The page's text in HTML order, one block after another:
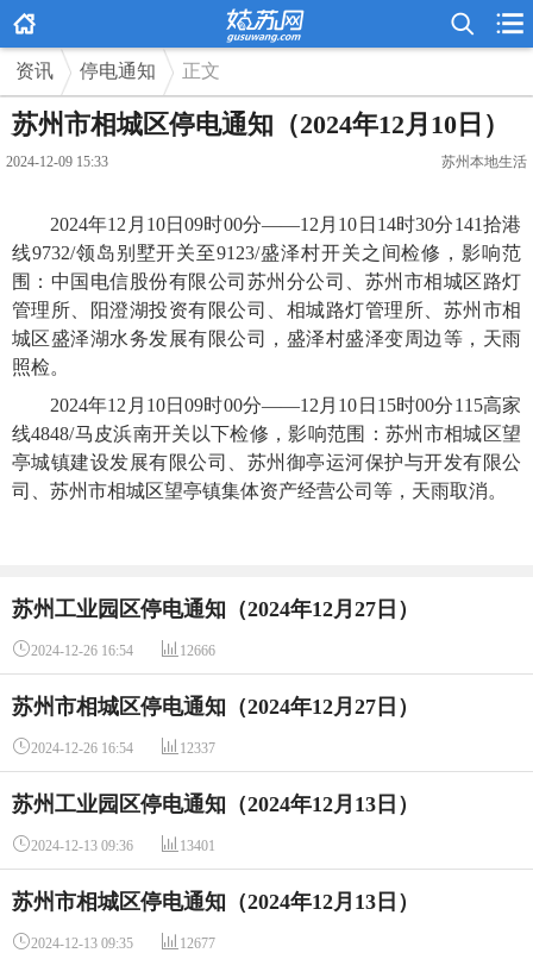
  
资讯 停电通知 正文
苏州市相城区停电通知（2024年12月10日）
2024-12-09 15:33 苏州本地生活
2024年12月10日09时00分——12月10日14时30分141拾港
线9732/领岛别墅开关至9123/盛泽村开关之间检修，影响范
围：中国电信股份有限公司苏州分公司、苏州市相城区路灯
管理所、阳澄湖投资有限公司、相城路灯管理所、苏州市相
城区盛泽湖水务发展有限公司，盛泽村盛泽变周边等，天雨
照检。
2024年12月10日09时00分——12月10日15时00分115高家
线4848/马皮浜南开关以下检修，影响范围：苏州市相城区望
亭城镇建设发展有限公司、苏州御亭运河保护与开发有限公
司、苏州市相城区望亭镇集体资产经营公司等，天雨取消。
苏州工业园区停电通知（2024年12月27日）
2024-12-26 16:54  12666
苏州市相城区停电通知（2024年12月27日）
2024-12-26 16:54  12337
苏州工业园区停电通知（2024年12月13日）
2024-12-13 09:36  13401
苏州市相城区停电通知（2024年12月13日）
2024-12-13 09:35  12677